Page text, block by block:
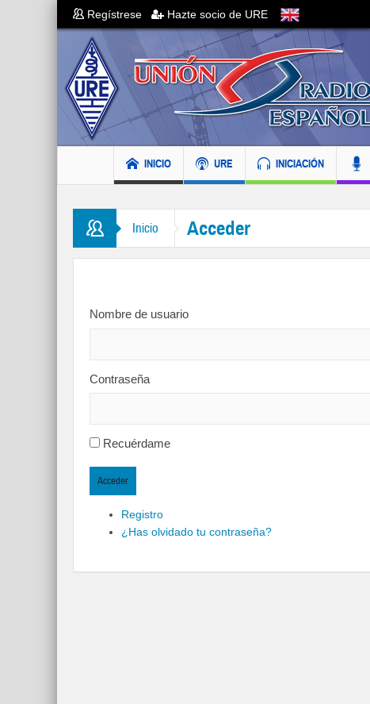
Regístrese Hazte socio de URE
INICIO URE INICIACIÓN
Inicio Acceder
Nombre de usuario
Contraseña
Recuérdame
Acceder
Registro
¿Has olvidado tu contraseña?